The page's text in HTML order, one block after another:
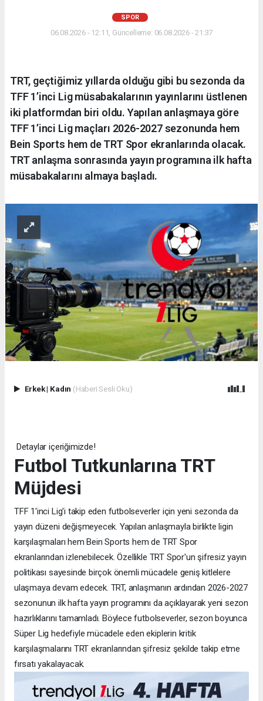
SPOR
06.08.2026 - 12:11, Güncelleme: 06.08.2026 - 21:37
TRT, geçtiğimiz yıllarda olduğu gibi bu sezonda da
TFF 1’inci Lig müsabakalarının yayınlarını üstlenen
iki platformdan biri oldu. Yapılan anlaşmaya göre
TFF 1’inci Lig maçları 2026-2027 sezonunda hem
Bein Sports hem de TRT Spor ekranlarında olacak.
TRT anlaşma sonrasında yayın programına ilk hafta
müsabakalarını almaya başladı.
Erkek| Kadın (Haberi Sesli Oku)
Detaylar içeriğimizde!
Futbol Tutkunlarına TRT
Müjdesi
TFF 1'inci Lig'i takip eden futbolseverler için yeni sezonda da
yayın düzeni değişmeyecek. Yapılan anlaşmayla birlikte ligin
karşılaşmaları hem Bein Sports hem de TRT Spor
ekranlarından izlenebilecek. Özellikle TRT Spor'un şifresiz yayın
politikası sayesinde birçok önemli mücadele geniş kitlelere
ulaşmaya devam edecek. TRT, anlaşmanın ardından 2026-2027
sezonunun ilk hafta yayın programını da açıklayarak yeni sezon
hazırlıklarını tamamladı. Böylece futbolseverler, sezon boyunca
Süper Lig hedefiyle mücadele eden ekiplerin kritik
karşılaşmalarını TRT ekranlarından şifresiz şekilde takip etme
fırsatı yakalayacak.